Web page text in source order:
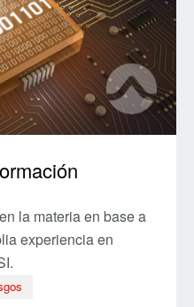
la materia en base a
experiencia en